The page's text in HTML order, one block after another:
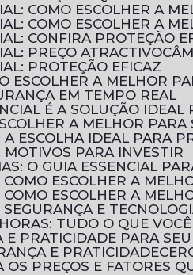
COMO ESCOLHER A
COMO ESCOLHER A
CONFIRA PROTEÇÃO
PREÇO ATRACTIVO
PROTEÇÃO EFICAZ
ESCOLHER A MELHOR
EM TEMPO REAL
É A SOLUÇÃO
A MELHOR PARA
A ESCOLHA IDEAL PARA
MOTIVOS PARA INVESTIR
O GUIA ESSENCIAL
COMO ESCOLHER A
COMO ESCOLHER A
SEGURANÇA E
TUDO O QUE
E PRATICIDADE PARA
E PRATICIDADE
OS PREÇOS E FATORES